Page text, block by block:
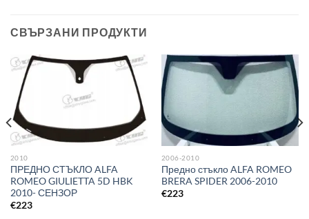
СВЪРЗАНИ ПРОДУКТИ
2010
ПРЕДНО СТЪКЛО ALFA
ROMEO GIULIETTA 5D HBK
2010- СЕНЗОР
€223
2006-2010
Предно стъкло ALFA ROMEO
BRERA SPIDER 2006-2010
€223